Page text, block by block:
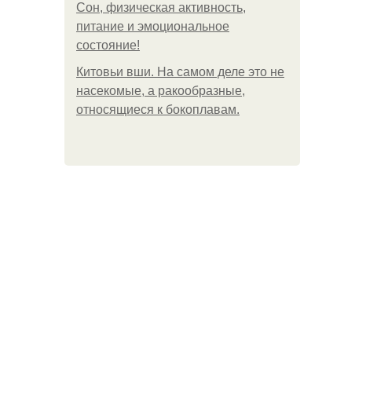
Сон, физическая активность,
питание и эмоциональное
состояние!
Китовьи вши. На самом деле это не
насекомые, а ракообразные,
относящиеся к бокоплавам.